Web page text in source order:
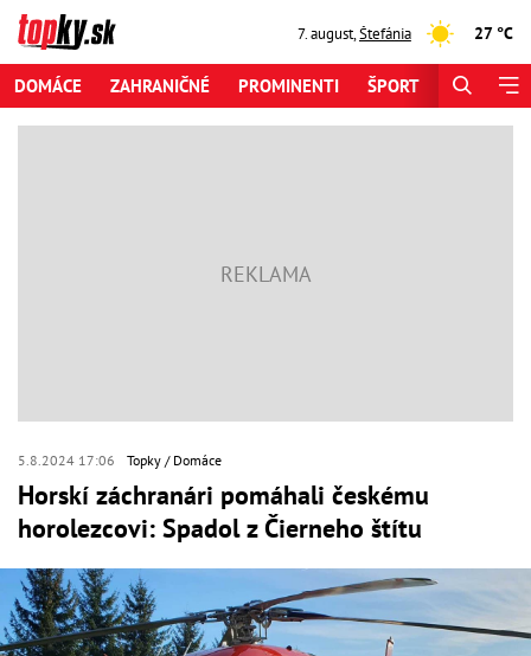
7. august,Štefánia 27 °C
DOMÁCE ZAHRANIČNÉ PROMINENTI ŠPORT
5.8.2024 17:06 Topky Domáce
Horskí záchranári pomáhali českému
horolezcovi: Spadol z Čierneho štítu